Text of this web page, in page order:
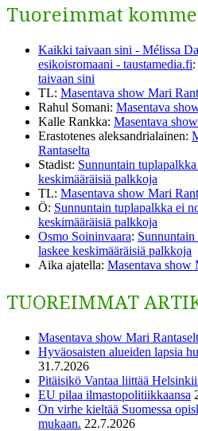
Tuoreimmat
Kaikki taivaan sini - Mélissa
esikoisromaani - taustamedia.fi:
taivaan sini
TL: Masentava show Mari
Rahul Somani: Masentava
Kalle Rankka: Masentava
Erastotenes aleksandrialainen:
Rantaselta
Stadist: Sunnuntain
keskimääräisiä palkkoja
TL: Masentava show Mari
Ö: Sunnuntain tuplapalkka ei
keskimääräisiä palkkoja
Osmo Soininvaara:
laskee keskimääräisiä palkkoja
Aika ajatella: Masentava show
TUOREIMMAT
Masentava show Mari
Hyväosaisten alueiden lapsia
31.7.2026
Pitäisikö Vantaa liittää
EU pilaa ilmastopolitiikkaansa
On virhe kieltää Suomessa
mukaan. 22.7.2026